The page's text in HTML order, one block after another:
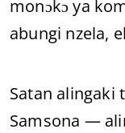
monɔkɔ ya
abungi nzela,
Satan alingaki
Samsona —